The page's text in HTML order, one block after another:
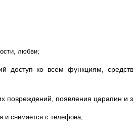
любви;
доступ ко всем функциям,
появления царапин и
и снимается с телефона;